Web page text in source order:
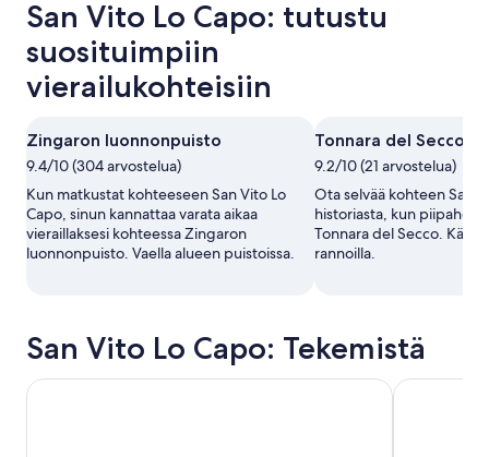
San Vito Lo Capo: tutustu
suosituimpiin
vierailukohteisiin
Zingaron luonnonpuisto
9.4/10 (304 arvostelua)
Kun matkustat kohteeseen San Vito Lo
Capo, sinun kannattaa varata aikaa
vieraillaksesi kohteessa Zingaron
luonnonpuisto. Vaella alueen puistoissa.
Tonnara del Secco
9.2/10 (21 arvostelua)
Ota selvää kohteen San
historiasta, kun piipahdat
Tonnara del Secco.
rannoilla.
San Vito Lo Capo: Tekemistä
Sisilia: Off-Road ATV Buggy Retki Luonnon